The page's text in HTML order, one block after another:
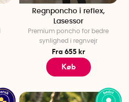
Regnponcho i reflex,
Lasessor
Premium poncho for bedre
synlighed i regnvejr
Fra 655 kr
Køb